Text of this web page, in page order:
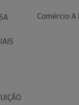
Comércio A